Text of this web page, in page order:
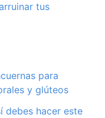
tus
para
y glúteos
debes hacer este